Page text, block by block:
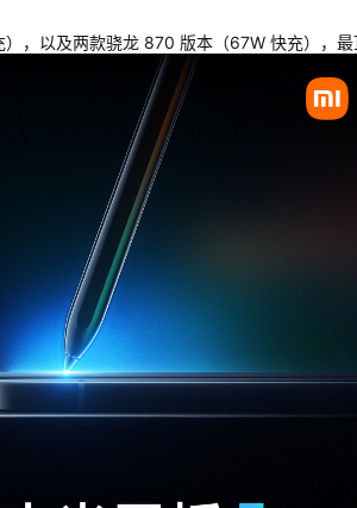
，以及两款骁龙 870 版本（67W 快充），